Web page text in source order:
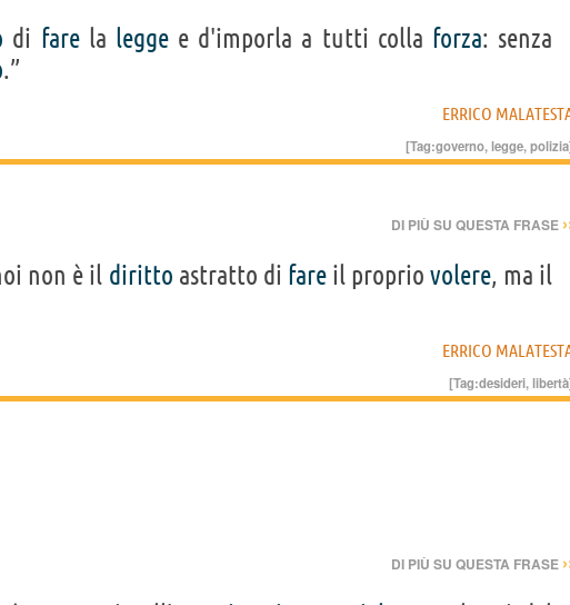
di farela leggee d'imporla a tutti colla forza: senza
.”
ERRICO
[Tag:governo,legge,polizia
DI PIÙ SU QUESTA FRASE
non è il diritto astratto di fareil proprio volere, ma il
ERRICO
[Tag:desideri,libertà
DI PIÙ SU QUESTA FRASE